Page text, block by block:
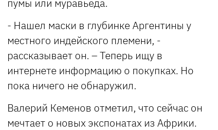
пумы или муравьеда.
- Нашел маски в глубинке Аргентины у
местного индейского племени, -
рассказывает он. – Теперь ищу в
интернете информацию о покупках. Но
пока ничего не обнаружил.
Валерий Кеменов отметил, что сейчас он
мечтает о новых экспонатах из Африки.